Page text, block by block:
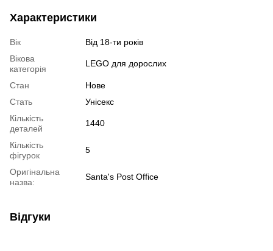
Характеристики
Вік
Від 18-ти років
Вікова
категорія
LEGO для дорослих
Стан
Нове
Стать
Унісекс
Кількість
деталей
1440
Кількість
фігурок
5
Оригінальна
назва:
Santa's Post Office
Відгуки